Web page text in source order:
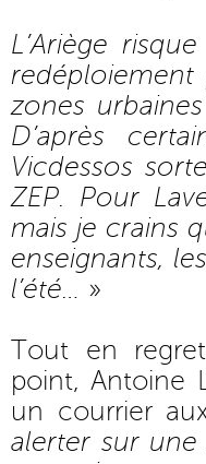
L’Ariège
zones
D’après
Vicdessos
ZEP. Pour
mais je crains
enseignants,
l’été… »
Tout en
point, Antoine
un courrier
alerter sur une